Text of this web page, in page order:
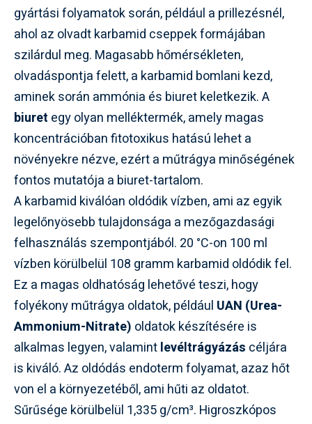
gyártási folyamatok során, például a prillezésnél,
ahol az olvadt karbamid cseppek formájában
szilárdul meg. Magasabb hőmérsékleten,
olvadáspontja felett, a karbamid bomlani kezd,
aminek során ammónia és biuret keletkezik. A
biuret egy olyan melléktermék, amely magas
koncentrációban fitotoxikus hatású lehet a
növényekre nézve, ezért a műtrágya minőségének
fontos mutatója a biuret-tartalom.
A karbamid kiválóan oldódik vízben, ami az egyik
legelőnyösebb tulajdonsága a mezőgazdasági
felhasználás szempontjából. 20 °C-on 100 ml
vízben körülbelül 108 gramm karbamid oldódik fel.
Ez a magas oldhatóság lehetővé teszi, hogy
folyékony műtrágya oldatok, például UAN (Urea-
Ammonium-Nitrate) oldatok készítésére is
alkalmas legyen, valamintlevéltrágyázás céljára
is kiváló. Az oldódás endoterm folyamat, azaz hőt
von el a környezetéből, ami hűti az oldatot.
Sűrűsége körülbelül 1,335 g/cm³. Higroszkópos